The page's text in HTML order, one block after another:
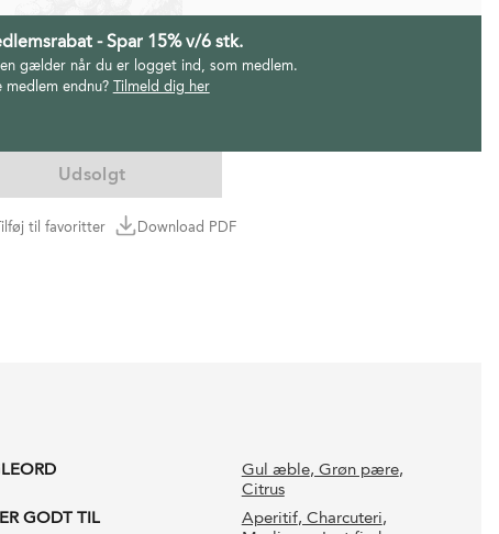
- Spar 15% v/6 stk.
gælder når du er logget ind, som medlem.
medlem endnu? Tilmeld dig her
Udsolgt
til favoritter Download PDF
Gul æble, Grøn pære,
Citrus
GODT TIL
Aperitif, Charcuteri,